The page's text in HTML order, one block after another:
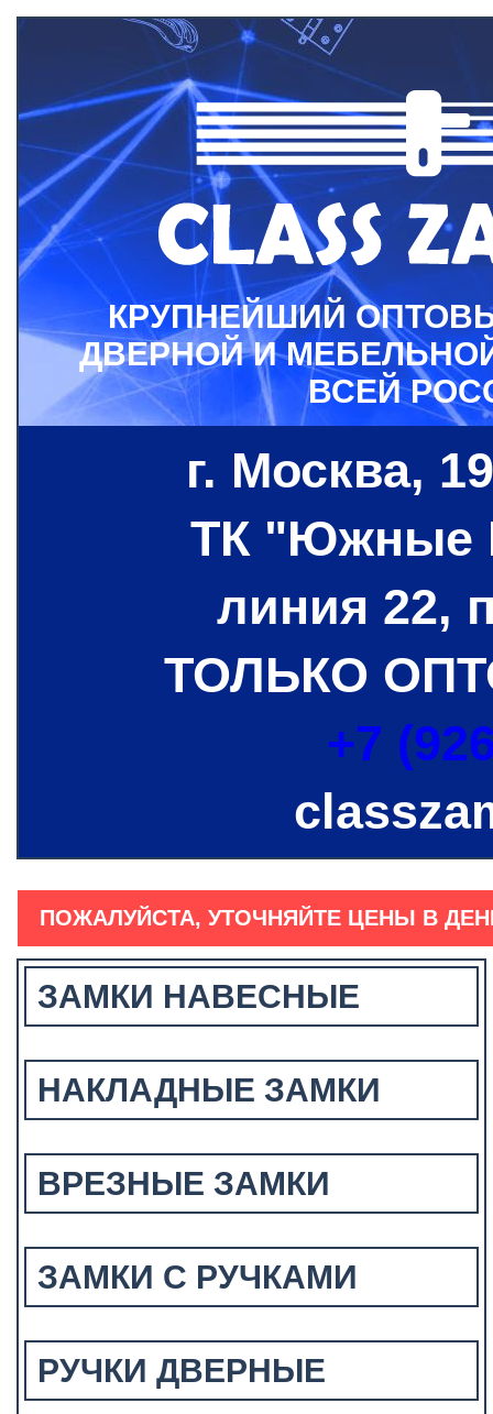
КРУПНЕЙШИЙ
ДВЕРНОЙ И
ВСЕЙ
г. Москва,
ТК "Южные
линия 22,
ТОЛЬКО
+7
ПОЖАЛУЙСТА, УТОЧНЯЙТЕ ЦЕНЫ В
ЗАМКИ НАВЕСНЫЕ
НАКЛАДНЫЕ ЗАМКИ
ВРЕЗНЫЕ ЗАМКИ
ЗАМКИ С РУЧКАМИ
РУЧКИ ДВЕРНЫЕ